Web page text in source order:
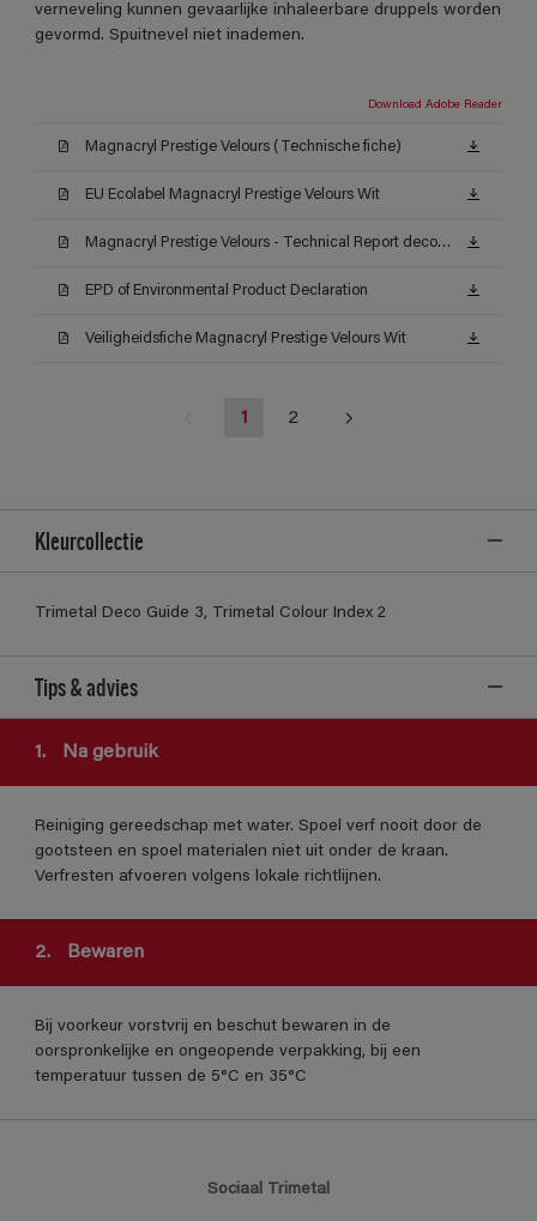
verneveling kunnen gevaarlijke inhaleerbare druppels worden
gevormd. Spuitnevel niet inademen.
Download Adobe Reader
Magnacryl Prestige Velours (Technische fiche)
EU Ecolabel Magnacryl Prestige Velours Wit
Magnacryl Prestige Velours - Technical Report decontamineerbaarheid (Certificat)
EPD of Environmental Product Declaration
Veiligheidsfiche Magnacryl Prestige Velours Wit
1 2
Kleurcollectie
Trimetal Deco Guide 3, Trimetal Colour Index 2
Tips & advies
1. Na gebruik
Reiniging gereedschap met water. Spoel verf nooit door de
gootsteen en spoel materialen niet uit onder de kraan.
Verfresten afvoeren volgens lokale richtlijnen.
2. Bewaren
Bij voorkeur vorstvrij en beschut bewaren in de
oorspronkelijke en ongeopende verpakking, bij een
temperatuur tussen de 5°C en 35°C
Sociaal Trimetal